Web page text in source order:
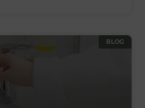
BLOG